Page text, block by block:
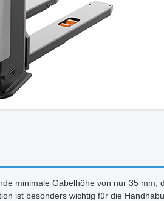
minimale Gabelhöhe von nur 35 mm,
ist besonders wichtig für die